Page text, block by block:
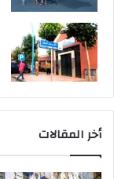
أخر المقالات